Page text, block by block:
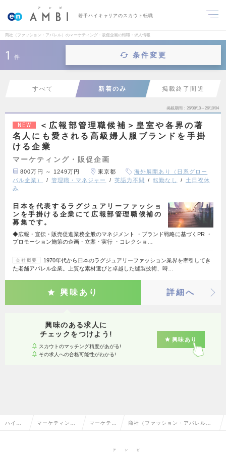
若手ハイキャリアのスカウト転職
商社（ファッション・アパレル）のマーケティング・販促企画の転職・求人情報
1 件 条件変更
すべて 新着のみ 掲載終了間近
掲載期間 26/08/10～26/10/04
NEW
＜広報部管理職候補＞皇室や各界の著
名人にも愛される高級婦人服ブランドを手掛
ける企業
マーケティング・販促企画
800万円 ～ 1249万円 東京都
海外展開あり（日系グロー
バル企業）
管理職・マネジャー 英語力不問 転勤なし
土日祝休
み
日本を代表するラグジュアリーファッショ
ンを手掛ける企業にて広報部管理職候補の
募集です。
◆広報・宣伝・販売促進業務全般のマネジメント ・ブランド戦略に基づくPR ・
プロモーション施策の企画・立案・実行 ・コレクショ…
会社概要
1970年代から日本のラグジュアリーファッション業界を牽引してき
た老舗アパレル企業。上質な素材選びと卓越した縫製技術、時…
興味あり 詳細へ
興味のある求人に
チェックをつけよう!
スカウトのマッチング精度があがる!
その求人への合格可能性がわかる!
興味あり
ハイク マーケティン マーケティ 商社（ファッション・アパレル）